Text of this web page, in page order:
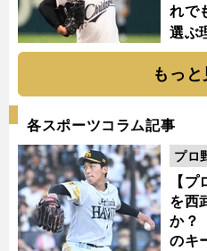
れで
選ぶ
もっと
各スポーツコラム記事
【
を西
か？
のキ
プロ